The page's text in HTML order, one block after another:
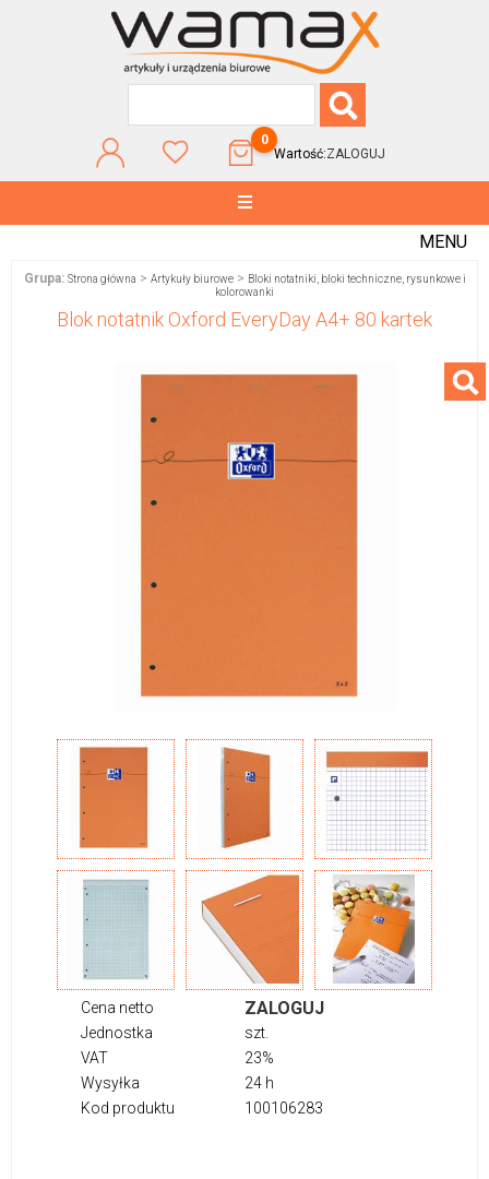
0
Wartość:ZALOGUJ
MENU
Grupa: Strona główna > Artykuły biurowe> Bloki notatniki, bloki techniczne, rysunkowe i
kolorowanki
Blok notatnik Oxford EveryDay A4+ 80 kartek
Cena netto ZALOGUJ
Jednostka
szt.
VAT
23%
Wysyłka
24 h
Kod produktu
100106283